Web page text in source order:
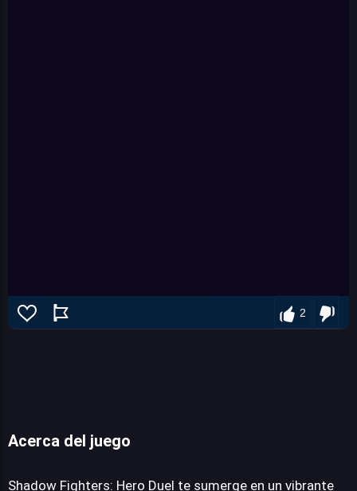
2
Acerca del juego
Shadow Fighters: Hero Duel te sumerge en un vibrante